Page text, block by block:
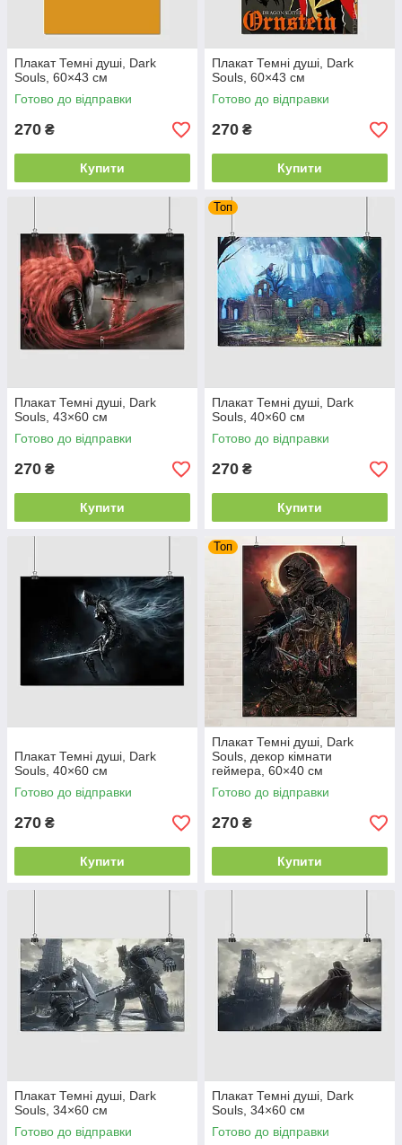
Плакат Темні душі, Dark
Souls, 60×43 см
Готово до відправки
270 ₴
Купити
Плакат Темні душі, Dark
Souls, 60×43 см
Готово до відправки
270 ₴
Купити
Плакат Темні душі, Dark
Souls, 43×60 см
Готово до відправки
270 ₴
Купити
Топ
Плакат Темні душі, Dark
Souls, 40×60 см
Готово до відправки
270 ₴
Купити
Плакат Темні душі, Dark
Souls, 40×60 см
Готово до відправки
270 ₴
Купити
Топ
Плакат Темні душі, Dark
Souls, декор кімнати
геймера, 60×40 см
Готово до відправки
270 ₴
Купити
Плакат Темні душі, Dark
Souls, 34×60 см
Готово до відправки
Плакат Темні душі, Dark
Souls, 34×60 см
Готово до відправки